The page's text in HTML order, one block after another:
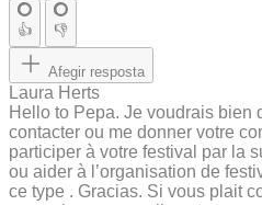
👍 👎
Afegir resposta
Laura Herts
Hello to Pepa. Je voudrais bien
contacter ou me donner votre
participer à votre festival par la
ou aider à l’organisation de
ce type . Gracias. Si vous plait